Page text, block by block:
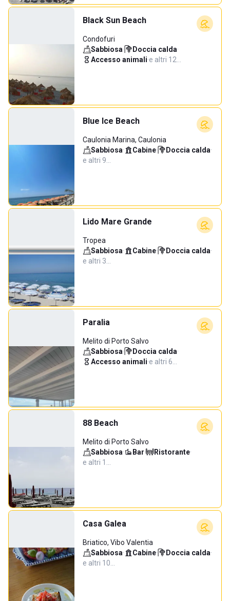
Black Sun Beach
Condofuri
Sabbiosa· Doccia calda·
Accesso animali·e altri 12…
Blue Ice Beach
Caulonia Marina, Caulonia
Sabbiosa· Cabine· Doccia calda·
e altri 9…
Lido Mare Grande
Tropea
Sabbiosa· Cabine· Doccia calda·
e altri 3…
Paralia
Melito di Porto Salvo
Sabbiosa· Doccia calda·
Accesso animali·e altri 6…
88 Beach
Melito di Porto Salvo
Sabbiosa· Bar· Ristorante·
e altri 1…
Casa Galea
Briatico, Vibo Valentia
Sabbiosa· Cabine· Doccia calda·
e altri 10…